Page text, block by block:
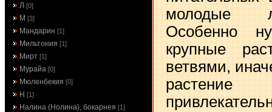
Л [0]
М [3]
Мандарин [1]
Мильтония [1]
Мирт [1]
Мурайа [0]
Мюленбекия [0]
Н [1]
Налина (Нолина), бокарнея [1]
молодые
Особенно
крупные
ветвями,